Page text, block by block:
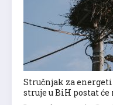
Stručnjak za
struje u BiH postat će